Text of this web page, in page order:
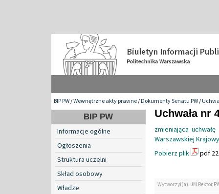
BIP PW/Wewnętrzne akty prawne/Dokumenty Senatu PW/
BIP PW
Informacje ogólne
Ogłoszenia
Struktura uczelni
Skład osobowy
Władze
Uchwała nr
zmieniająca
Warszawskiej
Pobierz plik
pdf
Wytworzył(a): JM Rektor